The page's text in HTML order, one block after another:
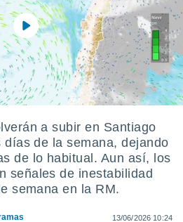
a subir en Santiago
de la semana, dejando
de lo habitual. Aun así, los
señales de inestabilidad
semana en la RM.
13/06/2026 10:24